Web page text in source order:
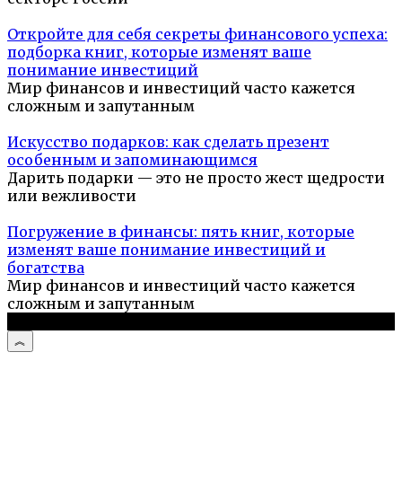
Откройте для себя секреты финансового успеха:
подборка книг, которые изменят ваше
понимание инвестиций
Мир финансов и инвестиций часто кажется
сложным и запутанным
Искусство подарков: как сделать презент
особенным и запоминающимся
Дарить подарки — это не просто жест щедрости
или вежливости
Погружение в финансы: пять книг, которые
изменят ваше понимание инвестиций и
богатства
Мир финансов и инвестиций часто кажется
сложным и запутанным